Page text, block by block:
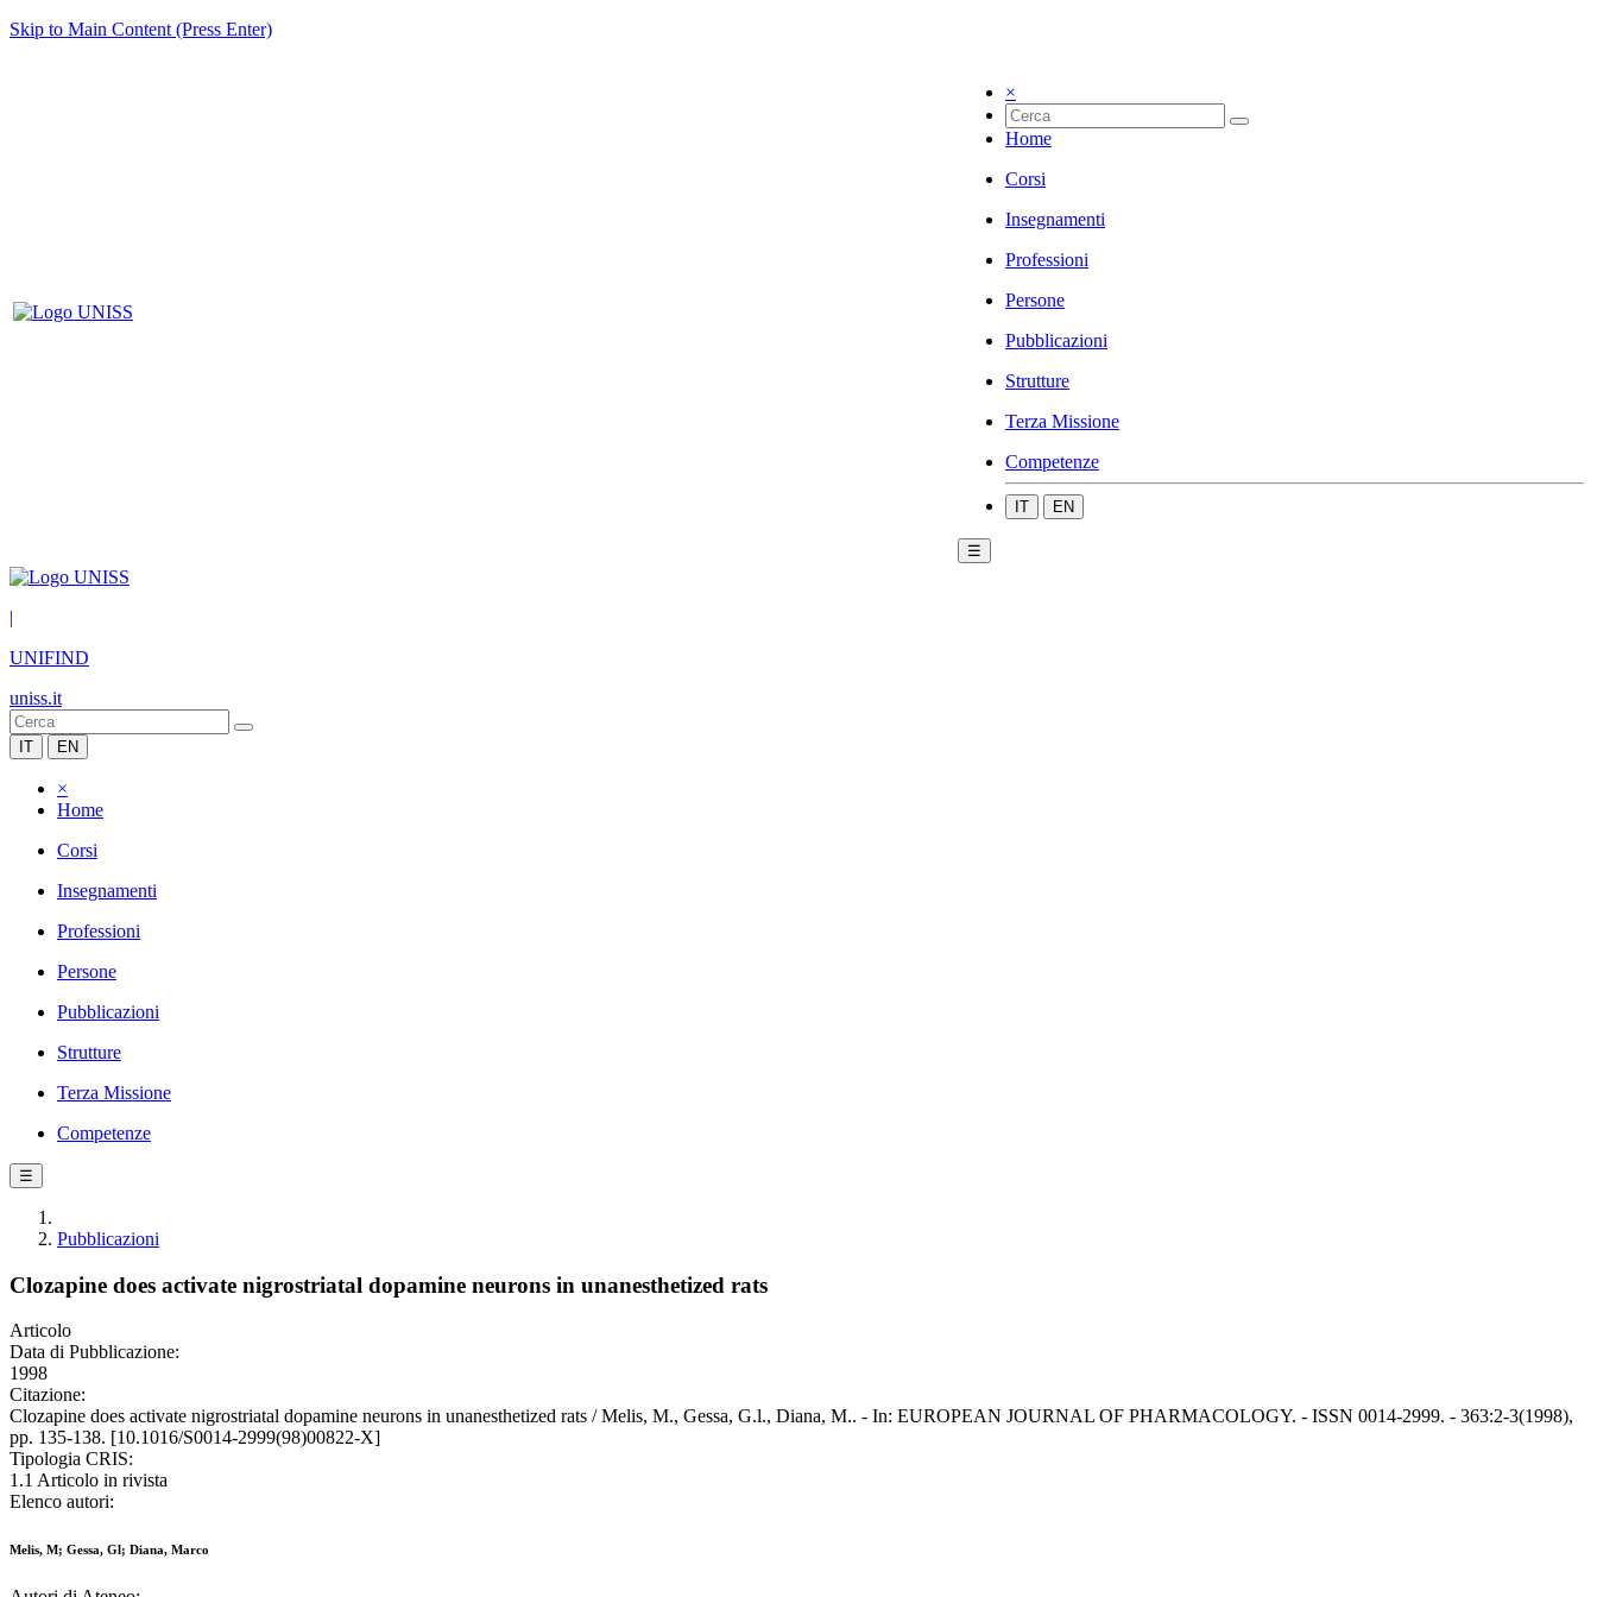
Skip to Main Content (Press Enter)
×
Home
Corsi
Insegnamenti
Professioni
Persone
Pubblicazioni
Strutture
Terza Missione
Competenze
IT EN
☰
|
UNIFIND
uniss.it
IT EN
×
Home
Corsi
Insegnamenti
Professioni
Persone
Pubblicazioni
Strutture
Terza Missione
Competenze
☰
Pubblicazioni
Clozapine does activate nigrostriatal dopamine neurons in unanesthetized rats
Articolo
Data di Pubblicazione:
1998
Citazione:
Clozapine does activate nigrostriatal dopamine neurons in unanesthetized rats / Melis, M., Gessa, G.l., Diana, M.. - In: EUROPEAN JOURNAL OF PHARMACOLOGY. - ISSN 0014-2999. - 363:2-3(1998),
pp. 135-138. [10.1016/S0014-2999(98)00822-X]
Tipologia CRIS:
1.1 Articolo in rivista
Elenco autori:
Melis, M; Gessa, Gl; Diana, Marco